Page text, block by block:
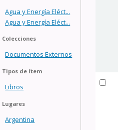
Agua y Energía Eléct...
Agua y Energía Eléct...
Colecciones
Documentos Externos
Tipos de ítem
Libros
Lugares
Argentina